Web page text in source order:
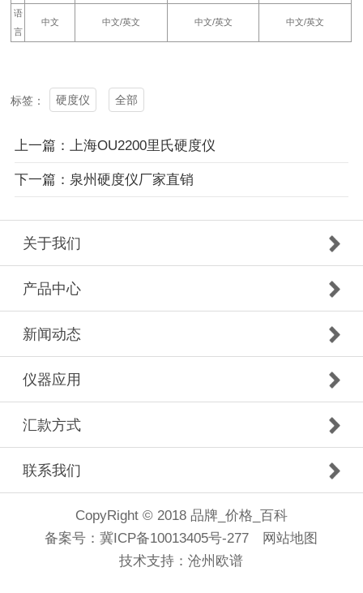
语
言
中文 中文/英文 中文/英文 中文/英文
标签： 硬度仪 全部
上一篇：上海OU2200里氏硬度仪
下一篇：泉州硬度仪厂家直销
关于我们
产品中心
新闻动态
仪器应用
汇款方式
联系我们
CopyRight © 2018 品牌_价格_百科
备案号：冀ICP备10013405号-277
网站地图
技术支持：沧州欧谱